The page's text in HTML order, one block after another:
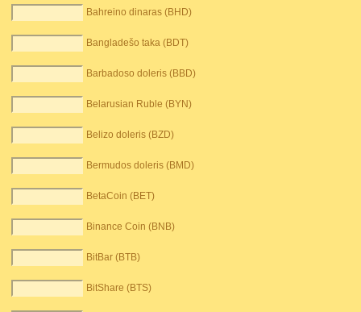
Bahreino dinaras (BHD)
Bangladešo taka (BDT)
Barbadoso doleris (BBD)
Belarusian Ruble (BYN)
Belizo doleris (BZD)
Bermudos doleris (BMD)
BetaCoin (BET)
Binance Coin (BNB)
BitBar (BTB)
BitShare (BTS)